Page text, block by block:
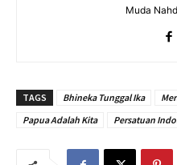
Muda
TAGS Bhineka Tunggal Ika
Papua Adalah Kita
Persatuan